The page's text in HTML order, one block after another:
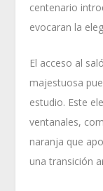
centenario
evocaran la
El acceso al
majestuosa
estudio. Este
ventanales,
naranja que
una transición